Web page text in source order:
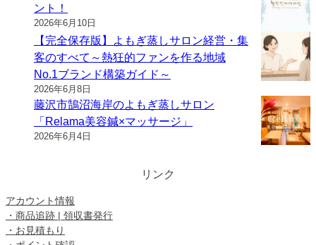
ント！
2026年6月10日
【完全保存版】よもぎ蒸しサロン経営・集
客のすべて～熱狂的ファンを作る地域
No.1ブランド構築ガイド～
2026年6月8日
藤沢市鵠沼海岸のよもぎ蒸しサロン
「Relama美容鍼×マッサージ」
2026年6月4日
リンク
アカウント情報
・商品追跡 | 領収書発行
・お見積もり